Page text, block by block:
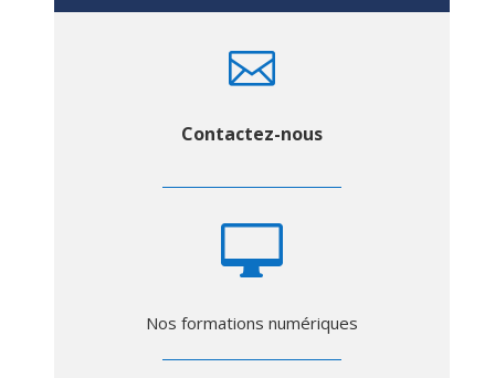

Contactez-nous

Nos formations numériques